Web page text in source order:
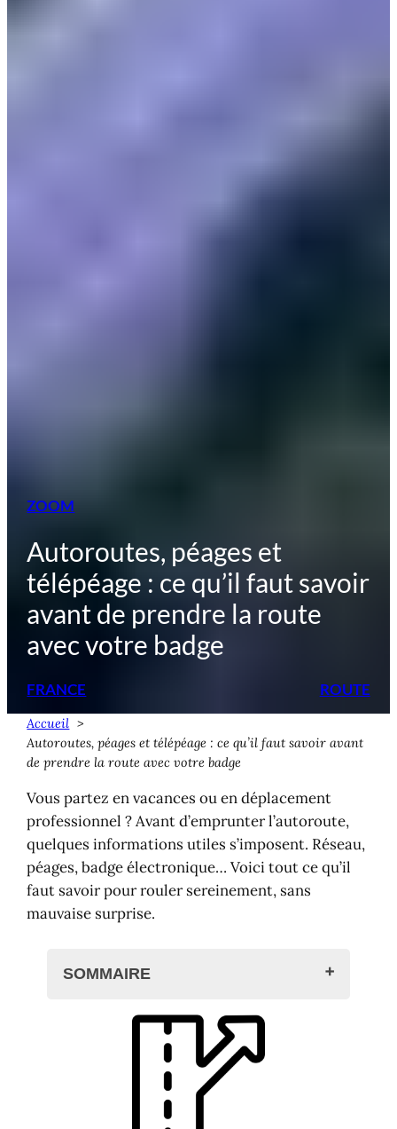
ZOOM
Autoroutes, péages et
télépéage : ce qu’il faut savoir
avant de prendre la route
avec votre badge
FRANCE ROUTE
Accueil
Autoroutes, péages et télépéage : ce qu’il faut savoir avant
de prendre la route avec votre badge
Vous partez en vacances ou en déplacement
professionnel ? Avant d’emprunter l’autoroute,
quelques informations utiles s’imposent. Réseau,
péages, badge électronique… Voici tout ce qu’il
faut savoir pour rouler sereinement, sans
mauvaise surprise.
SOMMAIRE
Les autoroutes en France : un réseau
dense et bien organisé
Un maillage qui couvre tout le
territoire
Des infrastructures au-delà des